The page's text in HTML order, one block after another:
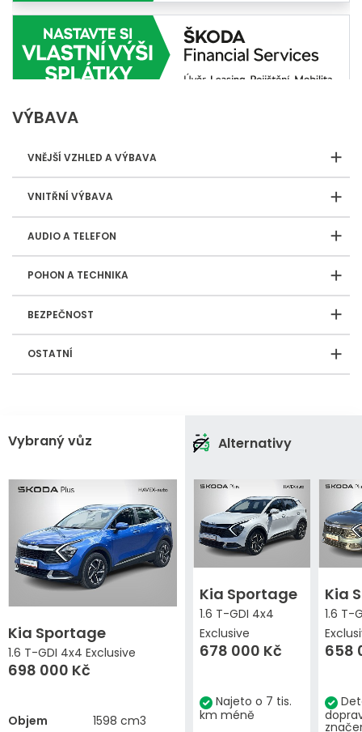
VÝBAVA
VNĚJŠÍ VZHLED A VÝBAVA
VNITŘNÍ VÝBAVA
AUDIO A TELEFON
POHON A TECHNIKA
BEZPEČNOST
OSTATNÍ
Vybraný vůz Alternativy
Kia Sportage
1.6 T-GDI 4x4 Exclusive
698 000 Kč
Objem 1598 cm3
Kia Sportage
1.6 T-GDI 4x4
Exclusive
678 000 Kč
Najeto o 7 tis.
km méně
Kia
1.6 T-
658